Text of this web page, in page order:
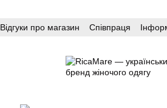
Відгуки про магазин Співпраця